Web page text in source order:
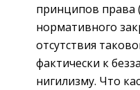
принципов права
нормативного
отсутствия
фактически к
нигилизму. Что